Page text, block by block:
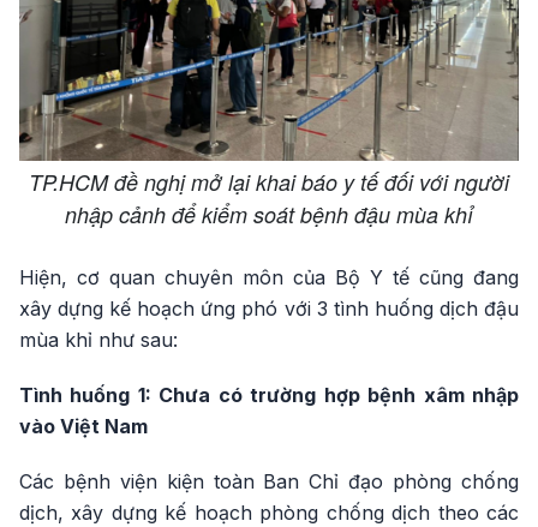
TP.HCM đề nghị mở lại khai báo y tế đối với người
nhập cảnh để kiểm soát bệnh đậu mùa khỉ
Hiện, cơ quan chuyên môn của Bộ Y tế cũng đang
xây dựng kế hoạch ứng phó với 3 tình huống dịch đậu
mùa khỉ như sau:
Tình huống 1: Chưa có trường hợp bệnh xâm nhập
vào Việt Nam
Các bệnh viện kiện toàn Ban Chỉ đạo phòng chống
dịch, xây dựng kế hoạch phòng chống dịch theo các